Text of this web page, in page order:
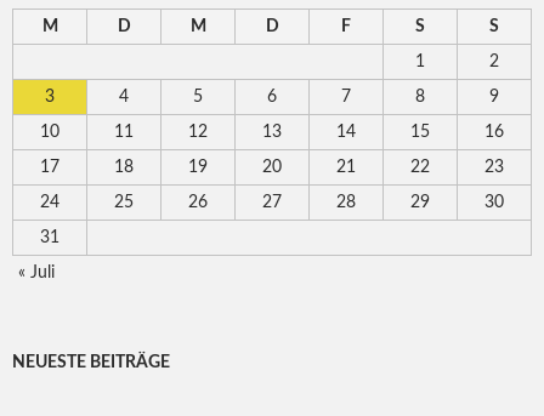
M D M D F S S
1 2
3 4 5 6 7 8 9
10 11 12 13 14 15 16
17 18 19 20 21 22 23
24 25 26 27 28 29 30
31
« Juli
NEUESTE BEITRÄGE